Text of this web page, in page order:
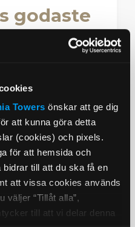
Towersönskar att ge dig
att kunna göra detta
(cookies) och pixels.
för att hemsida och
bidrar till att du ska få en
att vissa cookies används
väljer “Tillåt alla”,
till att vi delar denna
godaste
familjen.
Boka paket